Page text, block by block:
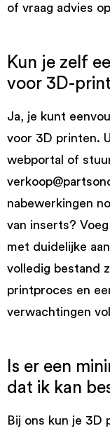
of vraag advies
Kun je zelf
voor 3D-
Ja, je kunt
voor 3D printen.
webportal of
nabewerkingen
van inserts?
met duidelijke
volledig bestand
printproces en
verwachtingen
Is er een
dat ik kan
Bij ons kun je 3D